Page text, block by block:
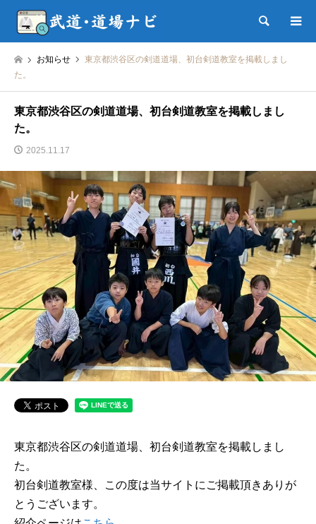
検索
お知らせ
東京都渋谷区の剣道道場、初台剣道教室を掲載しまし
た。
東京都渋谷区の剣道道場、初台剣道教室を掲載しまし
た。
2025.11.17
東京都渋谷区の剣道道場、初台剣道教室を掲載しまし
た。
初台剣道教室様、この度は当サイトにご掲載頂きありが
とうございます。